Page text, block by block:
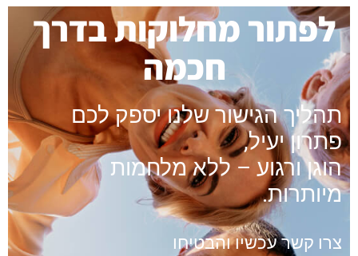
לפתור מחלוקות בדרך
חכמה
תהליך הגישור שלנו יספק לכם
פתרון יעיל,
הוגן ורגוע – ללא מלחמות
מיותרות.
צרו קשר עכשיו והבטיחו